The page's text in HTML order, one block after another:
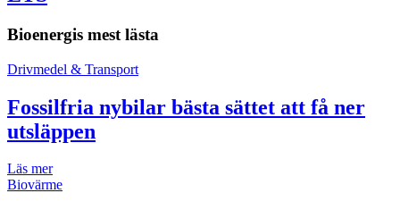
Bioenergis mest lästa
Drivmedel & Transport
Fossilfria nybilar bästa sättet att få ner
utsläppen
Läs mer
Biovärme